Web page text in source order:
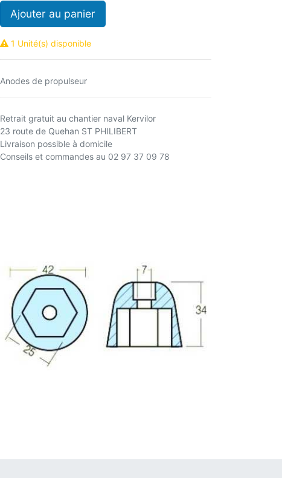
Ajouter au panier
1 Unité(s) disponible
Anodes de propulseur
Retrait gratuit au chantier naval Kervilor
23 route de Quehan ST PHILIBERT
Livraison possible à domicile
Conseils et commandes au 02 97 37 09 78